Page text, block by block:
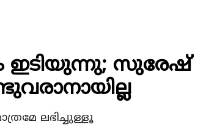
ഇടിയുന്നു; സുരേഷ്
ലഭിച്ചുള്ളൂ